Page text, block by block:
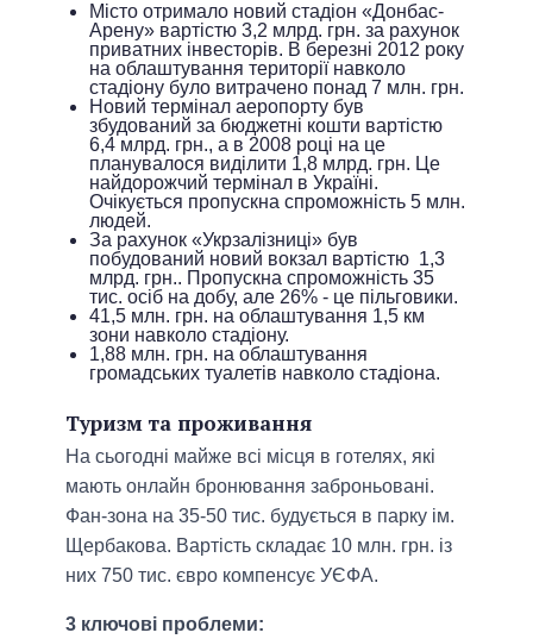
Місто отримало новий стадіон «Донбас-
Арену» вартістю 3,2 млрд. грн. за рахунок
приватних інвесторів. В березні 2012 року
на облаштування території навколо
стадіону було витрачено понад 7 млн. грн.
Новий термінал аеропорту був
збудований за бюджетні кошти вартістю
6,4 млрд. грн., а в 2008 році на це
планувалося виділити 1,8 млрд. грн. Це
найдорожчий термінал в Україні.
Очікується пропускна спроможність 5 млн.
людей.
За рахунок «Укрзалізниці» був
побудований новий вокзал вартістю 1,3
млрд. грн.. Пропускна спроможність 35
тис. осіб на добу, але 26% - це пільговики.
41,5 млн. грн. на облаштування 1,5 км
зони навколо стадіону.
1,88 млн. грн. на облаштування
громадських туалетів навколо стадіона.
Туризм та проживання
На сьогодні майже всі місця в готелях, які
мають онлайн бронювання заброньовані.
Фан-зона на 35-50 тис. будується в парку ім.
Щербакова. Вартість складає 10 млн. грн. із
них 750 тис. євро компенсує УЄФА.
3 ключові проблеми: